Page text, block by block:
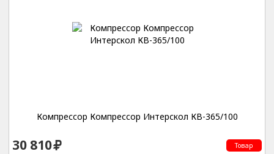
Компрессор Компрессор Интерскол КВ-365/100
30 810 Товар